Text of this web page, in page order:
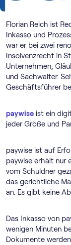
Florian Reich ist
Inkasso und
war er bei zwei
Insolvenzrecht in
Unternehmen,
und Sachwalter.
Geschäftsführer
paywise ist ein
jeder Größe und
paywise ist auf
paywise erhält nur
vom Schuldner
das gerichtliche
an. Es gibt keine
Das Inkasso von
wenigen Minuten
Dokumente